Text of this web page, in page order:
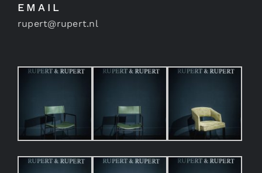
EMAIL
rupert@rupert.nl